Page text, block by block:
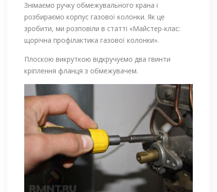
Знімаємо ручку обмежувального крана і
розбираємо корпус газової колонки. Як це
зробити, ми розповіли в статті «Майстер-клас:
щорічна профілактика газової колонки».
Плоскою викруткою відкручуємо два гвинти
кріплення фланця з обмежувачем.